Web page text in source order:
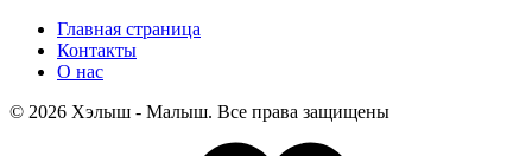
Главная страница
Контакты
О нас
© 2026 Хэлыш - Малыш. Все права защищены